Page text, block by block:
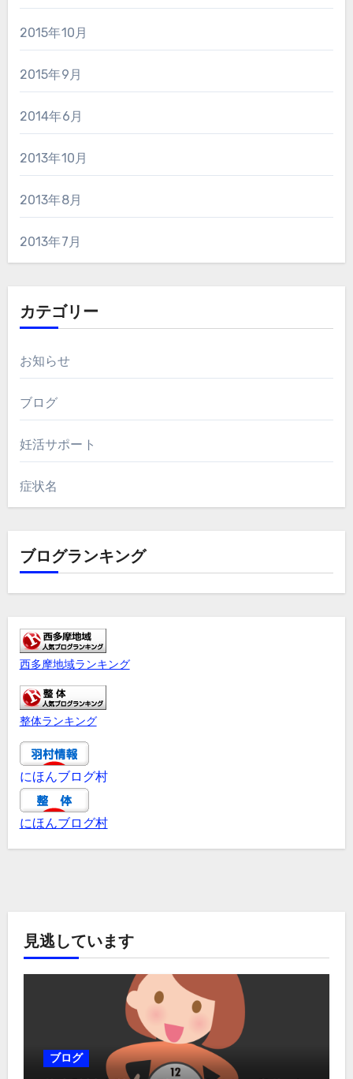
2015年10月
2015年9月
2014年6月
2013年10月
2013年8月
2013年7月
カテゴリー
お知らせ
ブログ
妊活サポート
症状名
ブログランキング
西多摩地域ランキング
整体ランキング
にほんブログ村
にほんブログ村
見逃しています
ブログ